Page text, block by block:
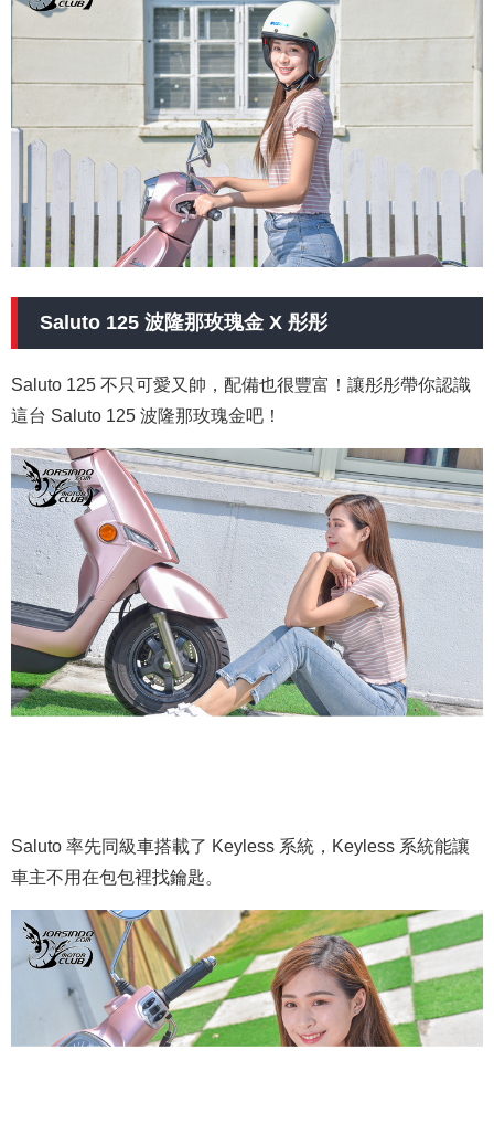
Saluto 125 波隆那玫瑰金 X 彤彤
Saluto 125 不只可愛又帥，配備也很豐富！讓彤彤帶你認識
這台 Saluto 125 波隆那玫瑰金吧！
Saluto 率先同級車搭載了 Keyless 系統，Keyless 系統能讓
車主不用在包包裡找鑰匙。